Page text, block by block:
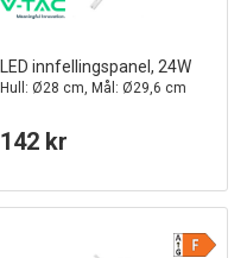
LED innfellingspanel, 24W
Hull: Ø28 cm, Mål: Ø29,6 cm
142 kr